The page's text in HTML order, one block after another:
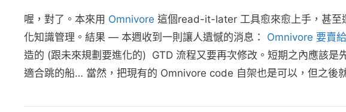
喔，對了。本來用 Omnivore 這個read-it-later 工具愈來愈上手，甚至
化知識管理。結果 — 本週收到一則讓人遺憾的消息： Omnivore 要賣
造的 (跟未來規劃要進化的) GTD 流程又要再次修改。短期之內應該是
適合跳的船… 當然，把現有的 Omnivore code 自架也是可以，但之後